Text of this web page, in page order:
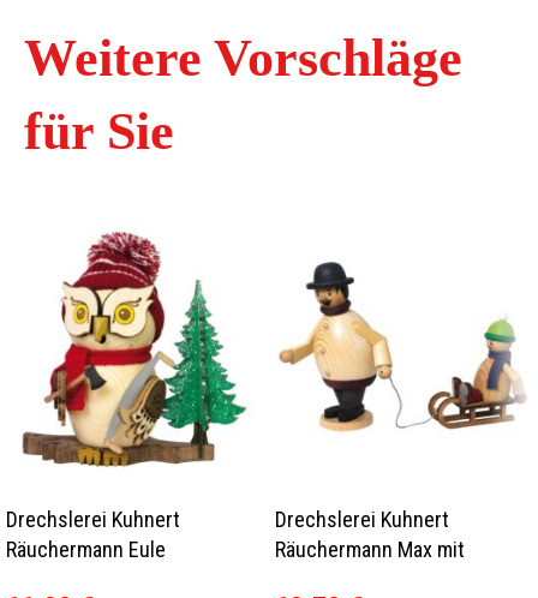
Weitere Vorschläge
für Sie
Drechslerei Kuhnert
Räuchermann Eule
Drechslerei Kuhnert
Räuchermann Max mit